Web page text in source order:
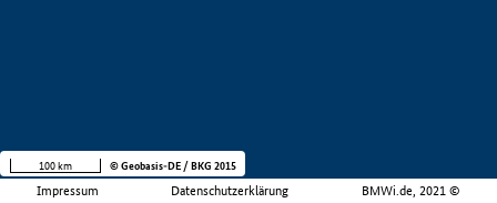
Impressum Datenschutzerklärung BMWi.de, 2021 ©
100 km © Geobasis-DE / BKG 2015